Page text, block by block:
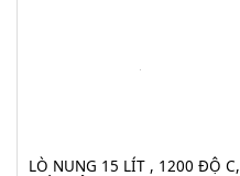
LÒ NUNG 15 LÍT , 1200 ĐỘ C,